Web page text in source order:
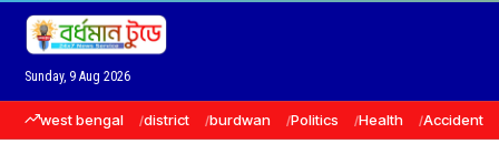
Sunday, 9 Aug 2026
west bengal district burdwan Politics Health Accident